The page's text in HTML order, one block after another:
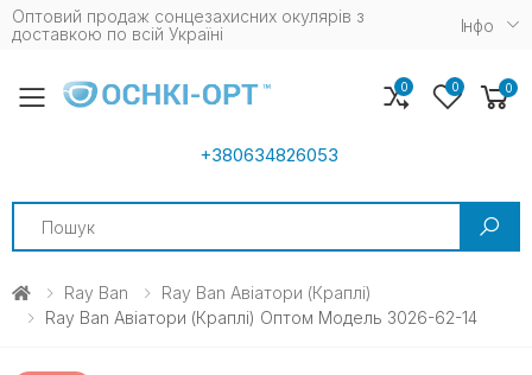
Оптовий продаж сонцезахисних окулярів з
доставкою по всій Україні
Iнфо
Toggle mobile menu
+380634826053
Search
0 0 0
Ray Ban
Ray Ban Авіатори (краплі)
Ray Ban Авіатори (краплі) Оптом Модель 3026-62-14